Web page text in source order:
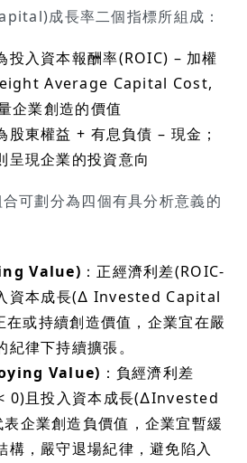
成長率二個指標所組成：
投入資本報酬率(ROIC) – 加權
Average Capital Cost,
企業創造的價值
股東權益 + 有息負債 – 現金；
呈現企業的投資意向
可劃分為四個有具分析意義的
Value) ：正經濟利差(ROIC-
資本成長(∆ Invested Capital
或持續創造價值，企業宜在嚴
律下持續擴張。
Value) ：負經濟利差
0)且投入資本成長(∆Invested
企業創造負價值，企業宜暫緩
構，嚴守退場紀律，避免陷入